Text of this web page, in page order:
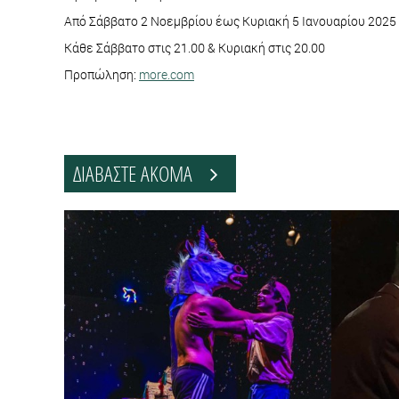
Από Σάββατο 2 Νοεμβρίου έως Κυριακή 5 Ιανουαρίου
Κάθε Σάββατο στις 21.00 & Κυριακή στις 20.00
Προπώληση: more.com
ΔΙΑΒΑΣΤΕ ΑΚΟΜΑ